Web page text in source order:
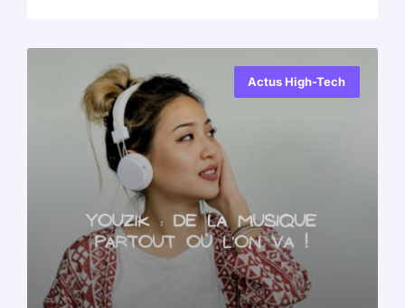
Actus High-Tech